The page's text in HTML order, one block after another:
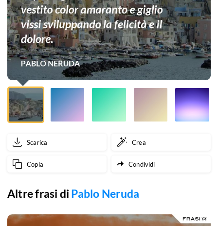
vestito
color
amaranto
e
giglio
vissi
sviluppando
la
felicità
il
dolore.
Scarica Crea
Copia Condividi
Altre frasi di Pablo Neruda